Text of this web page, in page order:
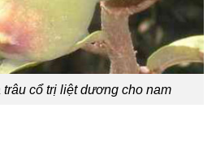
cổ trị liệt dương cho nam